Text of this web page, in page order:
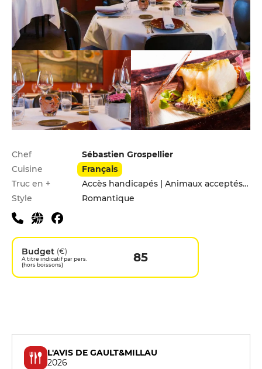
Infos pratiques
Chef
Sébastien Grospellier
Cuisine
Français
Truc en +
Accès handicapés | Animaux acceptés | Click&Collect | Menu enfants
Style
Romantique
Budget (€)
A titre indicatif par pers.
(hors boissons)
85
L'AVIS DE GAULT&MILLAU
2026